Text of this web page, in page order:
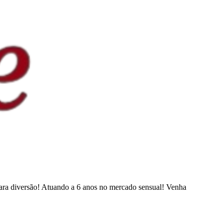
diversão! Atuando a 6 anos no mercado sensual! Venha